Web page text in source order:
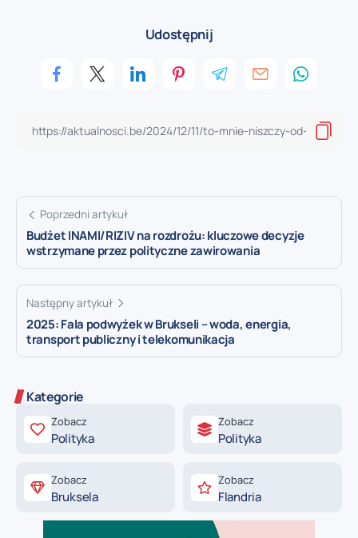
Udostępnij
Poprzedni artykuł
Budżet INAMI/RIZIV na rozdrożu: kluczowe decyzje
wstrzymane przez polityczne zawirowania
Następny artykuł
2025: Fala podwyżek w Brukseli – woda, energia,
transport publiczny i telekomunikacja
Kategorie
Zobacz
Polityka
Zobacz
Polityka
Zobacz
Bruksela
Zobacz
Flandria